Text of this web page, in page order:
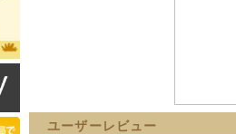
ユーザーレビュー